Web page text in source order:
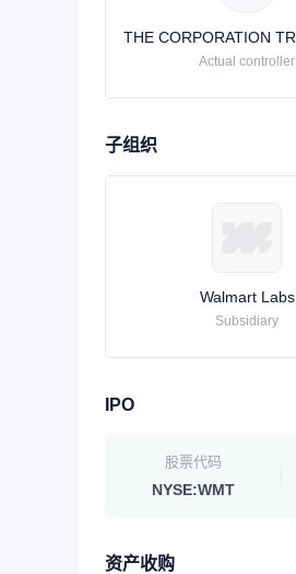
Actual controller
子组织
Walmart Labs
Subsidiary
IPO
股票代码
NYSE:WMT
资产收购